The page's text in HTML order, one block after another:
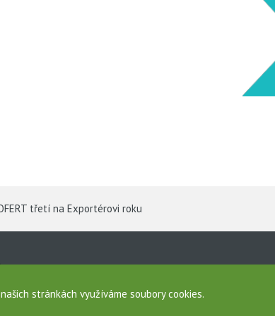
třetí na Exportérovi roku
údajů
stránkách využíváme soubory cookies.